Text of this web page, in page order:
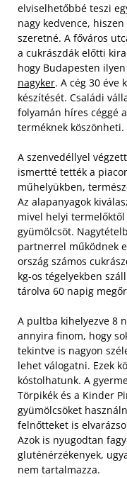
elviselhetőbbé teszi
nagy kedvence,
szeretné. A főváros
a cukrászdák előtti
hogy Budapesten
nagyker. A cég 30 éve
készítését. Családi
folyamán híres céggé
terméknek köszönheti.
A szenvedéllyel
ismertté tették a
műhelyükben,
Az alapanyagok
mivel helyi
gyümölcsöt.
partnerrel működnek
ország számos
kg-os tégelyekben
tárolva 60 napig
A pultba kihelyezve 8
annyira finom, hogy
tekintve is nagyon
lehet válogatni. Ezek
kóstolhatunk. A
Törpikék és a Kinder
gyümölcsöket
felnőtteket is
Azok is nyugodtan
gluténérzékenyek,
nem tartalmazza.